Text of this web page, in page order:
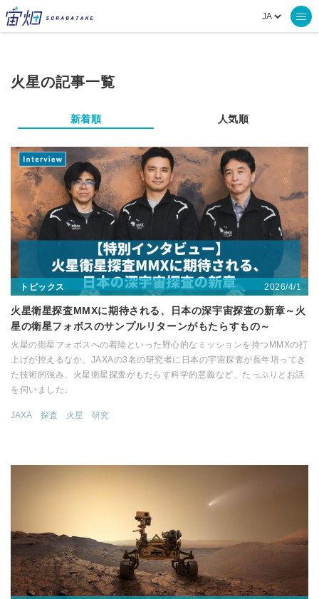
火星の記事一覧
新着順 人気順
トピックス 2026/4/1
火星衛星探査MMXに期待される、日本の深宇宙探査の新章～火
星の衛星フォボスのサンプルリターンがもたらすもの～
火星の衛星フォボスへの着陸といった野心的なミッションを持つMMXの打
上げが控えるなか、JAXAの3名の研究者に日本の宇宙探査が長年培ってき
た技術的強み、火星衛星探査がもたらす科学的意義など、たっぷりとお話
を伺いました。
JAXA 探査 火星 研究